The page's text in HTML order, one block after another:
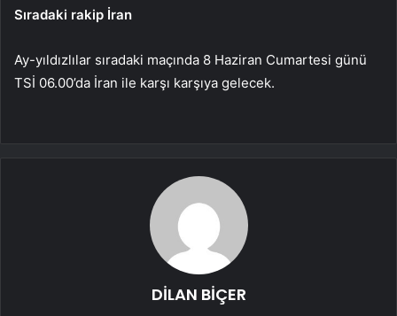
Sıradaki rakip İran
Ay-yıldızlılar sıradaki maçında 8 Haziran Cumartesi günü
TSİ 06.00’da İran ile karşı karşıya gelecek.
DİLAN BİÇER